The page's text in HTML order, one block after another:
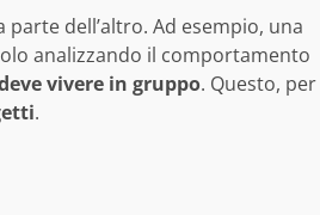
parte dell’altro. Ad esempio, una
analizzando il comportamento
vivere in gruppo. Questo, per
.